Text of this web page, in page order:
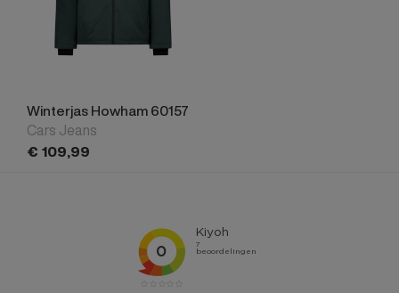
Winterjas Howham 60157
Cars Jeans
€ 109,99